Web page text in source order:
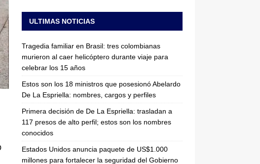
ULTIMAS NOTICIAS
Tragedia familiar en Brasil: tres colombianas
murieron al caer helicóptero durante viaje para
celebrar los 15 años
Estos son los 18 ministros que posesionó Abelardo
De La Espriella: nombres, cargos y perfiles
Primera decisión de De La Espriella: trasladan a
117 presos de alto perfil; estos son los nombres
conocidos
Estados Unidos anuncia paquete de US$1.000
millones para fortalecer la seguridad del Gobierno